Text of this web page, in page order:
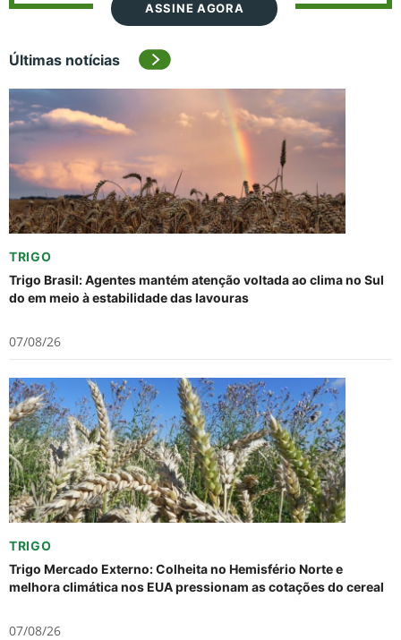
ASSINE AGORA
Últimas notícias
TRIGO
Trigo Brasil: Agentes mantém atenção voltada ao clima no Sul
do em meio à estabilidade das lavouras
07/08/26
TRIGO
Trigo Mercado Externo: Colheita no Hemisfério Norte e
melhora climática nos EUA pressionam as cotações do cereal
07/08/26